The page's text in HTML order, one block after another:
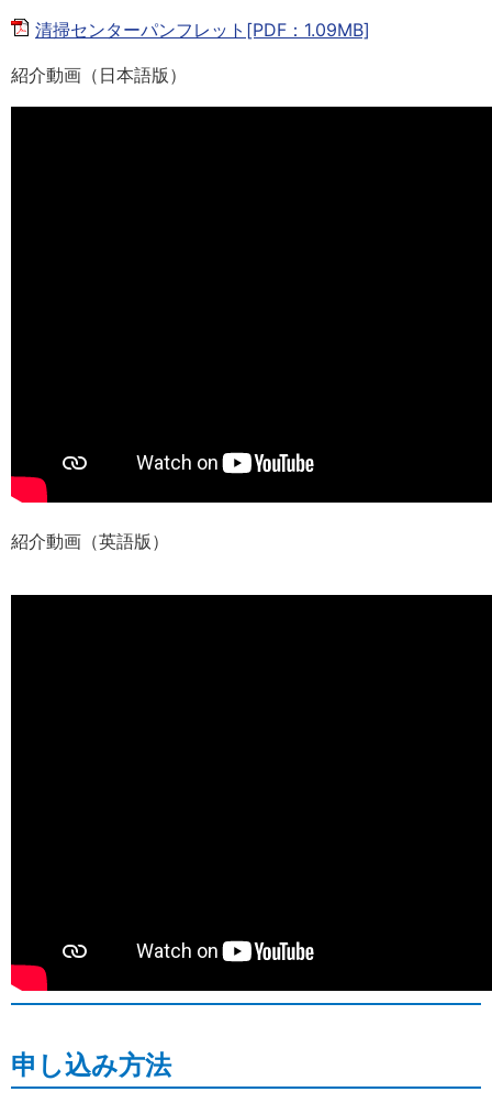
清掃センターパンフレット[PDF：1.09MB]
紹介動画（日本語版）
紹介動画（英語版）
申し込み方法